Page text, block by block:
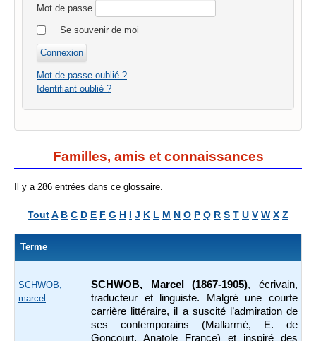
Mot de passe
Se souvenir de moi
Mot de passe oublié ?
Identifiant oublié ?
Familles, amis et connaissances
Il y a 286 entrées dans ce glossaire.
ToutA B C D E F G H I J K L M N O P Q R S T U V W X Z
Terme
SCHWOB,
marcel
SCHWOB, Marcel (1867-1905), écrivain,
traducteur et linguiste. Malgré une courte
carrière littéraire, il a suscité l’admiration de
ses contemporains (Mallarmé, E. de
Goncourt, Anatole France) et inspiré des